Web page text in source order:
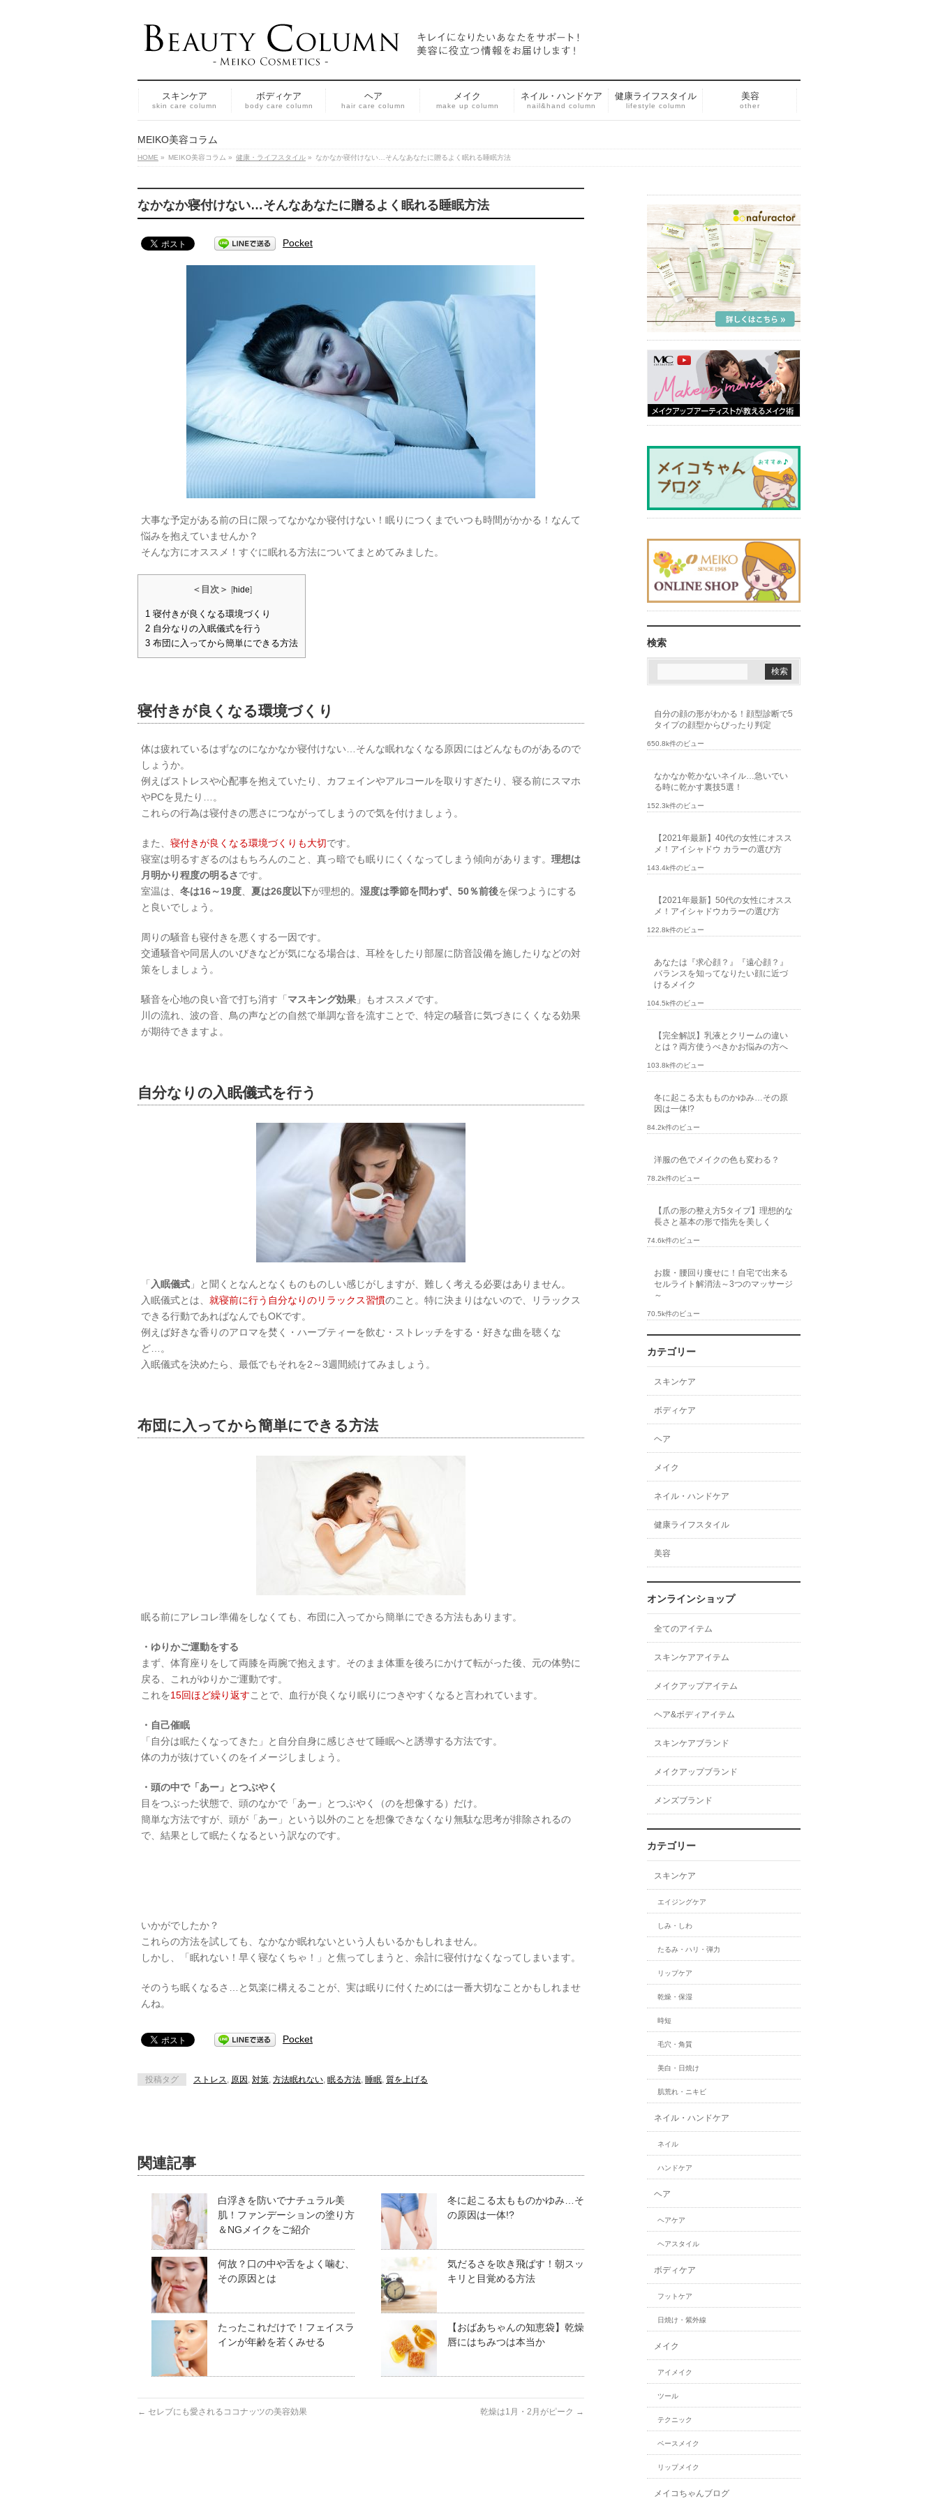
スキンケア
skin care column
ボディケア
body care column
ヘア
hair care column
メイク
make up column
ネイル・ハンドケア
nail&hand column
健康ライフスタイル
lifestyle column
美容
other
MEIKO美容コラム
HOME » MEIKO美容コラム » 健康・ライフスタイル » なかなか寝付けない…そんなあなたに贈るよく眠れる睡眠方法
なかなか寝付けない…そんなあなたに贈るよく眠れる睡眠方法
Pocket
大事な予定がある前の日に限ってなかなか寝付けない！眠りにつくまでいつも時間がかかる！なんて
悩みを抱えていませんか？
そんな方にオススメ！すぐに眠れる方法についてまとめてみました。
＜目次＞ [hide]
1 寝付きが良くなる環境づくり
2 自分なりの入眠儀式を行う
3 布団に入ってから簡単にできる方法
寝付きが良くなる環境づくり
体は疲れているはずなのになかなか寝付けない…そんな眠れなくなる原因にはどんなものがあるので
しょうか。
例えばストレスや心配事を抱えていたり、カフェインやアルコールを取りすぎたり、寝る前にスマホ
やPCを見たり…。
これらの行為は寝付きの悪さにつながってしまうので気を付けましょう。
また、 寝付きが良くなる環境づくりも大切です。
寝室は明るすぎるのはもちろんのこと、真っ暗でも眠りにくくなってしまう傾向があります。 理想は
月明かり程度の明るさです。
室温は、 冬は16～19度 夏は26度以下が理想的。 湿度は季節を問わず、 50％前後を保つようにする
と良いでしょう。
周りの騒音も寝付きを悪くする一因です。
交通騒音や同居人のいびきなどが気になる場合は、耳栓をしたり部屋に防音設備を施したりなどの対
策をしましょう。
騒音を心地の良い音で打ち消す「 マスキング効果 」もオススメです。
川の流れ、波の音、鳥の声などの自然で単調な音を流すことで、特定の騒音に気づきにくくなる効果
が期待できますよ。
自分なりの入眠儀式を行う
「 入眠儀式 」と聞くとなんとなくものものしい感じがしますが、難しく考える必要はありません。
入眠儀式とは、 就寝前に行う自分なりのリラックス習慣のこと。特に決まりはないので、リラックス
できる行動であればなんでもOKです。
例えば好きな香りのアロマを焚く・ハーブティーを飲む・ストレッチをする・好きな曲を聴くな
ど…。
入眠儀式を決めたら、最低でもそれを2～3週間続けてみましょう。
布団に入ってから簡単にできる方法
眠る前にアレコレ準備をしなくても、布団に入ってから簡単にできる方法もあります。
・ゆりかご運動をする
まず、体育座りをして両膝を両腕で抱えます。そのまま体重を後ろにかけて転がった後、元の体勢に
戻る、これがゆりかご運動です。
これを15回ほど繰り返すことで、血行が良くなり眠りにつきやすくなると言われています。
・自己催眠
「自分は眠たくなってきた」と自分自身に感じさせて睡眠へと誘導する方法です。
体の力が抜けていくのをイメージしましょう。
・頭の中で「あー」とつぶやく
目をつぶった状態で、頭のなかで「あー」とつぶやく（のを想像する）だけ。
簡単な方法ですが、頭が「あー」という以外のことを想像できなくなり無駄な思考が排除されるの
で、結果として眠たくなるという訳なのです。
いかがでしたか？
これらの方法を試しても、なかなか眠れないという人もいるかもしれません。
しかし、「眠れない！早く寝なくちゃ！」と焦ってしまうと、余計に寝付けなくなってしまいます。
そのうち眠くなるさ…と気楽に構えることが、実は眠りに付くためには一番大切なことかもしれませ
んね。
Pocket
投稿タグ ストレス, 原因 , 対策, 方法眠れない, 眠る方法, 睡眠, 質を上げる
関連記事
白浮きを防いでナチュラル美
肌！ファンデーションの塗り方
＆NGメイクをご紹介
冬に起こる太もものかゆみ…そ
の原因は一体!?
何故？口の中や舌をよく噛む、
その原因とは
気だるさを吹き飛ばす！朝スッ
キリと目覚める方法
たったこれだけで！フェイスラ
インが年齢を若くみせる
【おばあちゃんの知恵袋】乾燥
唇にはちみつは本当か
← セレブにも愛されるココナッツの美容効果 乾燥は1月・2月がピーク →
検索
自分の顔の形がわかる！顔型診断で5
タイプの顔型からぴったり判定
650.8k件のビュー
なかなか乾かないネイル…急いでい
る時に乾かす裏技5選！
152.3k件のビュー
【2021年最新】40代の女性にオスス
メ！アイシャドウ カラーの選び方
143.4k件のビュー
【2021年最新】50代の女性にオスス
メ！アイシャドウカラーの選び方
122.8k件のビュー
あなたは『求心顔？』『遠心顔？』
バランスを知ってなりたい顔に近づ
けるメイク
104.5k件のビュー
【完全解説】乳液とクリームの違い
とは？両方使うべきかお悩みの方へ
103.8k件のビュー
冬に起こる太もものかゆみ…その原
因は一体!?
84.2k件のビュー
洋服の色でメイクの色も変わる？
78.2k件のビュー
【爪の形の整え方5タイプ】理想的な
長さと基本の形で指先を美しく
74.6k件のビュー
お腹・腰回り痩せに！自宅で出来る
セルライト解消法～3つのマッサージ
～
70.5k件のビュー
カテゴリー
スキンケア
ボディケア
ヘア
メイク
ネイル・ハンドケア
健康ライフスタイル
美容
オンラインショップ
全てのアイテム
スキンケアアイテム
メイクアップアイテム
ヘア&ボディアイテム
スキンケアブランド
メイクアップブランド
メンズブランド
カテゴリー
スキンケア
エイジングケア
しみ・しわ
たるみ・ハリ・弾力
リップケア
乾燥・保湿
時短
毛穴・角質
美白・日焼け
肌荒れ・ニキビ
ネイル・ハンドケア
ネイル
ハンドケア
ヘア
ヘアケア
ヘアスタイル
ボディケア
フットケア
日焼け・紫外線
メイク
アイメイク
ツール
テクニック
ベースメイク
リップメイク
メイコちゃんブログ